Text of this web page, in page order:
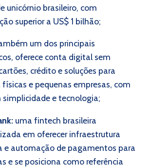
unicórnio brasileiro, com
superior a US$ 1 bilhão;
um dos principais
oferece conta digital sem
crédito e soluções para
físicas e pequenas empresas, com
simplicidade e tecnologia;
uma fintech brasileira
em oferecer infraestrutura
e automação de pagamentos para
e se posiciona como referência